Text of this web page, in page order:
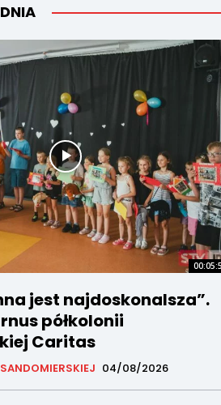
jest najdoskonalsza”.
półkolonii
Caritas
04/08/2026